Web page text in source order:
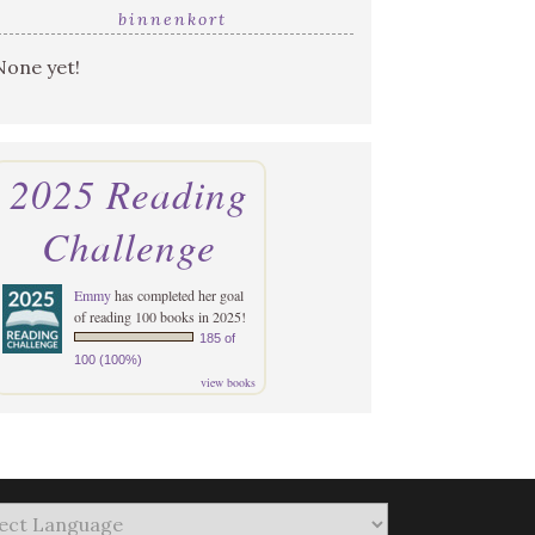
binnenkort
yet!
2025 Reading
Challenge
Emmyhas completed her goal
of reading 100 books in 2025!
185 of
100 (100%)
view books